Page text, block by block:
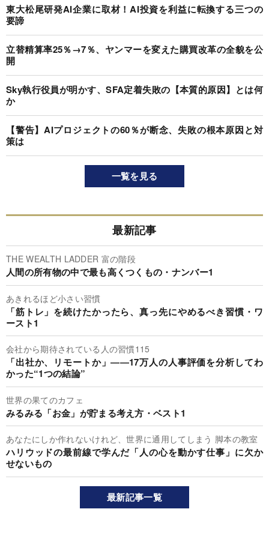
東大松尾研発AI企業に取材！AI投資を利益に転換する三つの
要諦
立替精算率25％→7％、ヤンマーを変えた購買改革の全貌を公
開
Sky執行役員が明かす、SFA定着失敗の【本質的原因】とは何
か
【警告】AIプロジェクトの60％が断念、失敗の根本原因と対
策は
一覧を見る
最新記事
THE WEALTH LADDER 富の階段
人間の所有物の中で最も高くつくもの・ナンバー1
あきれるほど小さい習慣
「筋トレ」を続けたかったら、真っ先にやめるべき習慣・ワ
ースト1
会社から期待されている人の習慣115
「出社か、リモートか」――17万人の人事評価を分析してわ
かった“1つの結論”
世界の果てのカフェ
みるみる「お金」が貯まる考え方・ベスト1
あなたにしか作れないけれど、世界に通用してしまう 脚本の教室
ハリウッドの最前線で学んだ「人の心を動かす仕事」に欠か
せないもの
最新記事一覧